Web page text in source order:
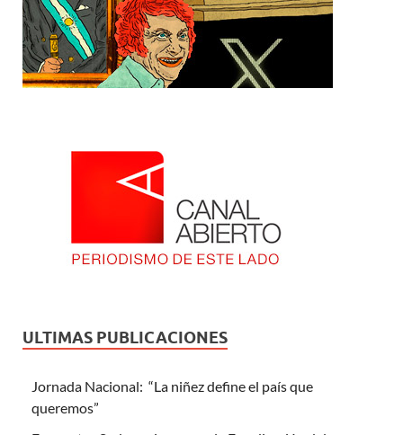
ULTIMAS PUBLICACIONES
Jornada Nacional: “La niñez define el país que
queremos”